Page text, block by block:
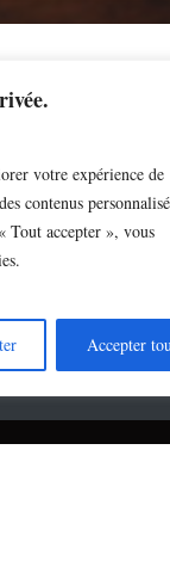
votre expérience de
contenus
Tout accepter », vous
Accepter